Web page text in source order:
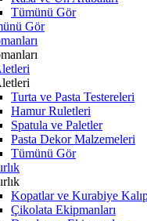
Tümünü Gör
Gör
Turta ve Pasta Testereleri
Hamur Ruletleri
Spatula ve Paletler
Pasta Dekor Malzemeleri
Tümünü Gör
Kopatlar ve Kurabiye
Çikolata Ekipmanları